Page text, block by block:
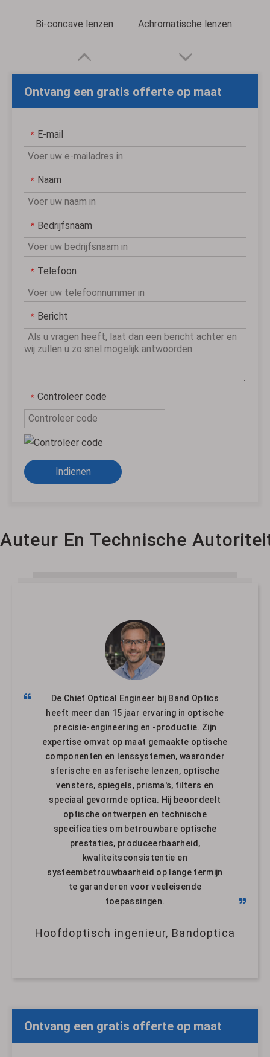
Bi-concave lenzen Achromatische lenzen
Ontvang een gratis offerte op maat
* E-mail
* Naam
* Bedrijfsnaam
* Telefoon
* Bericht
* Controleer code
Indienen
Auteur En Technische
De Chief Optical Engineer bij Band Optics
heeft meer dan 15 jaar ervaring in optische
precisie-engineering en -productie. Zijn
expertise omvat op maat gemaakte optische
componenten en lenssystemen, waaronder
sferische en asferische lenzen, optische
vensters, spiegels, prisma's, filters en
speciaal gevormde optica. Hij beoordeelt
optische ontwerpen en technische
specificaties om betrouwbare optische
prestaties, produceerbaarheid,
kwaliteitsconsistentie en
systeembetrouwbaarheid op lange termijn
te garanderen voor veeleisende
toepassingen.
Hoofdoptisch ingenieur, Bandoptica
Ontvang een gratis offerte op maat